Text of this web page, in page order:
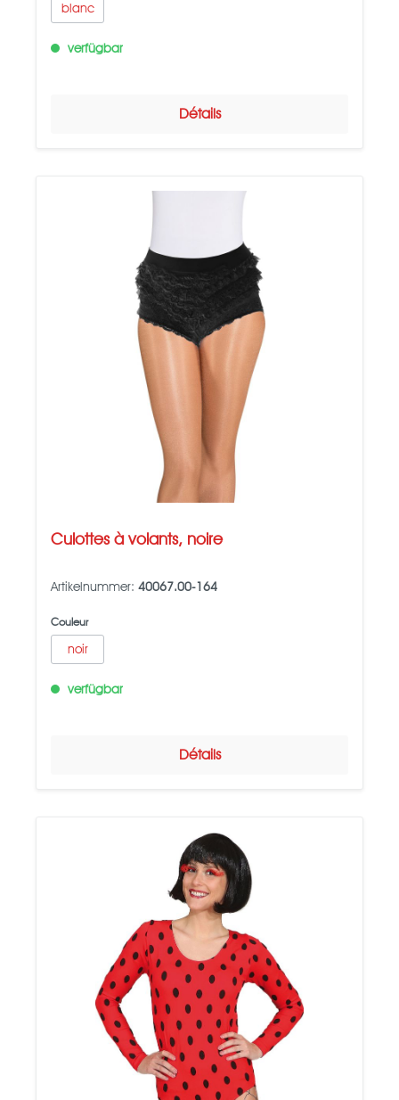
blanc
verfügbar
Détails
Culottes à volants, noire
Artikelnummer: 40067.00-164
Couleur
noir
verfügbar
Détails